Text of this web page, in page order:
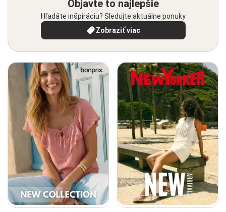
Objavte to najlepšie
Hľadáte inšpiráciu? Sledujte aktuálne ponuky
Zobraziť viac